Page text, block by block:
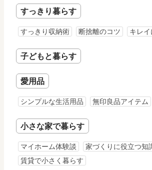
すっきり暮らす
すっきり収納術 断捨離のコツ キレ
子どもと暮らす
愛用品
シンプルな生活用品 無印良品アイテム
小さな家で暮らす
マイホーム体験談
家づくりに役立つ知
賃貸で小さく暮らす